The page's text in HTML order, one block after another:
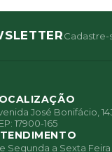
Cadastre-
José Bonifácio,
17900-165
Segunda a Sexta Feira